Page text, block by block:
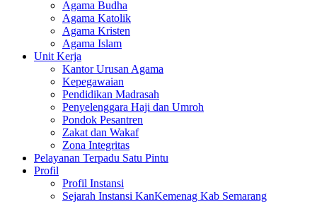
Agama Budha
Agama Katolik
Agama Kristen
Agama Islam
Unit Kerja
Kantor Urusan Agama
Kepegawaian
Pendidikan Madrasah
Penyelenggara Haji dan Umroh
Pondok Pesantren
Zakat dan Wakaf
Zona Integritas
Pelayanan Terpadu Satu Pintu
Profil
Profil Instansi
Sejarah Instansi KanKemenag Kab Semarang